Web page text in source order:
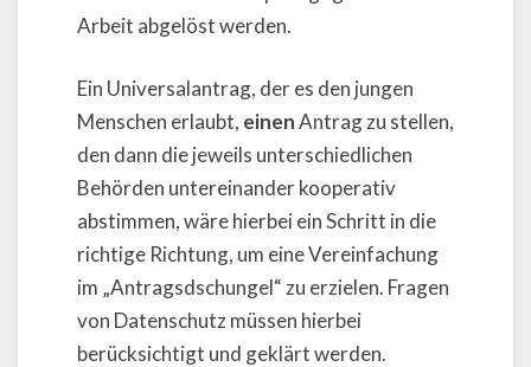
Arbeit abgelöst werden.
Ein Universalantrag, der es den jungen
Menschen erlaubt, einenAntrag zu stellen,
den dann die jeweils unterschiedlichen
Behörden untereinander kooperativ
abstimmen, wäre hierbei ein Schritt in die
richtige Richtung, um eine Vereinfachung
im „Antragsdschungel“ zu erzielen. Fragen
von Datenschutz müssen hierbei
berücksichtigt und geklärt werden.